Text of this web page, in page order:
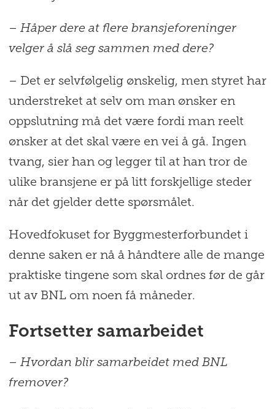
– Håper dere at flere bransjeforeninger
velger å slå seg sammen med dere?
– Det er selvfølgelig ønskelig, men styret har
understreket at selv om man ønsker en
oppslutning må det være fordi man reelt
ønsker at det skal være en vei å gå. Ingen
tvang, sier han og legger til at han tror de
ulike bransjene er på litt forskjellige steder
når det gjelder dette spørsmålet.
Hovedfokuset for Byggmesterforbundet i
denne saken er nå å håndtere alle de mange
praktiske tingene som skal ordnes før de går
ut av BNL om noen få måneder.
Fortsetter samarbeidet
– Hvordan blir samarbeidet med BNL
fremover?